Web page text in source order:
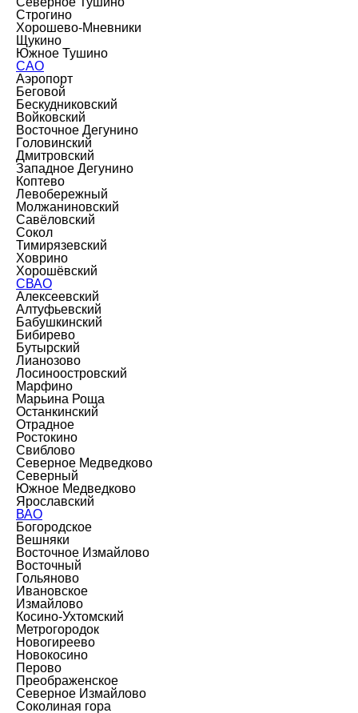
Строгино
Хорошево-Мневники
Щукино
Южное Тушино
САО
Аэропорт
Беговой
Бескудниковский
Войковский
Восточное Дегунино
Головинский
Дмитровский
Западное Дегунино
Коптево
Левобережный
Молжаниновский
Савёловский
Сокол
Тимирязевский
Ховрино
Хорошёвский
СВАО
Алексеевский
Алтуфьевский
Бабушкинский
Бибирево
Бутырский
Лианозово
Лосиноостровский
Марфино
Марьина Роща
Останкинский
Отрадное
Ростокино
Свиблово
Северное Медведково
Северный
Южное Медведково
Ярославский
ВАО
Богородское
Вешняки
Восточное Измайлово
Восточный
Гольяново
Ивановское
Измайлово
Косино-Ухтомский
Метрогородок
Новогиреево
Новокосино
Перово
Преображенское
Северное Измайлово
Соколиная гора